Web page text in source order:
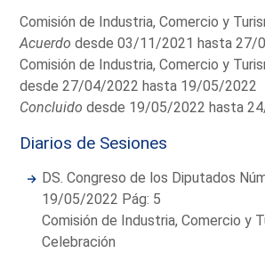
Comisión de Industria, Comercio y
Acuerdo desde 03/11/2021 hasta 27/
Comisión de Industria, Comercio y
desde 27/04/2022 hasta 19/05/2022
Concluido desde 19/05/2022 hasta
Diarios de Sesiones
DS. Congreso de los Diputados
19/05/2022 Pág: 5
Comisión de Industria, Comercio y
Celebración